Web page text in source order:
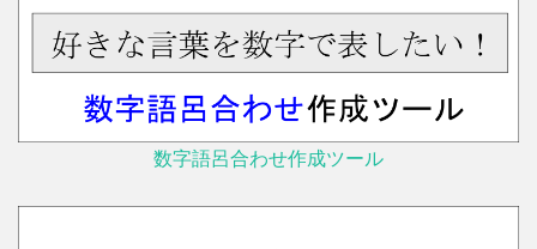
数字語呂合わせ作成ツール